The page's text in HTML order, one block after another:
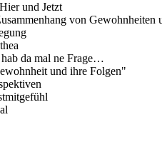
und Jetzt
von Gewohnheiten
da mal ne Frage…
und ihre Folgen"